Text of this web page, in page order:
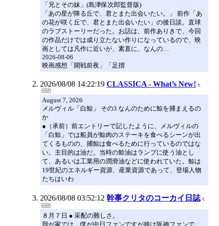
「兄とその妹」(島津保次郎監督版)
「あの星が降る丘で、君とまた出会いたい。」 前作「あ
の花が咲く丘で、君とまた出会いたい」の後日談。直球
のラブストーリーだった。お話は、前作ありきで、今回
の作品だけでは成り立たない作りになっているので、映
画としては凡作に近いが、素直に、なんの…
2026-08-06
映画感想「開戦前夜」「足摺
2026/08/08 14:22:19 CLASSICA - What’s New!
August 7, 2026
メルヴィル「白鯨」 その3 なんのために鯨を捕まえるの
か
●（承前）前エントリーで記したように、メルヴィルの
「白鯨」では船員が鯨肉のステーキを食べるシーンが出
てくるものの、捕鯨は食べるために行っているのではな
い。主目的は油だ。当時の鯨油はランプに使う油とし
て、あるいは工業用の潤滑油などに使われていた。鯨は
19世紀のエネルギー資源、産業資源であって、登場人物
たちはいわ
2026/08/08 03:52:12 幹事クリタのコーカイ日誌
８月７日 ● 采配の難しさ。
我が家では、僕が中日ファンですが娘は阪神ファンで